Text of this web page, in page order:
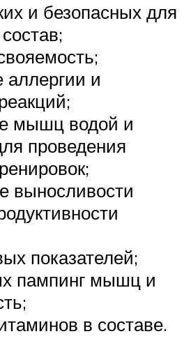
и безопасных для
аллергии и
мышц водой и
проведения
выносливости
показателей;
пампинг мышц и
в составе.